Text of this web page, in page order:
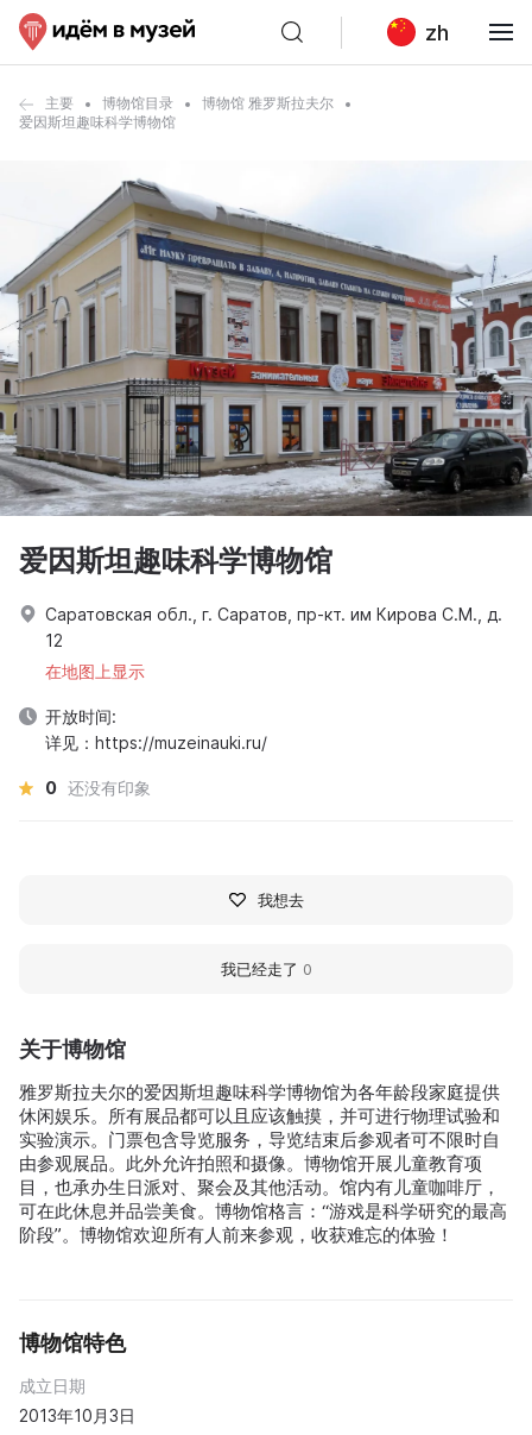
zh
主要 博物馆目录
博物馆 雅罗斯拉夫尔
爱因斯坦趣味科学博物馆
关于博物馆
雅罗斯拉夫尔的爱因斯坦趣味科学博物馆为各年龄段家庭提供
休闲娱乐。所有展品都可以且应该触摸，并可进行物理试验和
实验演示。门票包含导览服务，导览结束后参观者可不限时自
由参观展品。此外允许拍照和摄像。博物馆开展儿童教育项
目，也承办生日派对、聚会及其他活动。馆内有儿童咖啡厅，
可在此休息并品尝美食。博物馆格言：“游戏是科学研究的最高
阶段”。博物馆欢迎所有人前来参观，收获难忘的体验！
博物馆特色
成立日期
2013年10月3日
爱因斯坦趣味科学博物馆
Саратовская обл., г. Саратов, пр-кт. им Кирова С.М., д.
12
在地图上显示
开放时间:
详见：https://muzeinauki.ru/
0 还没有印象
我想去
我已经走了 0